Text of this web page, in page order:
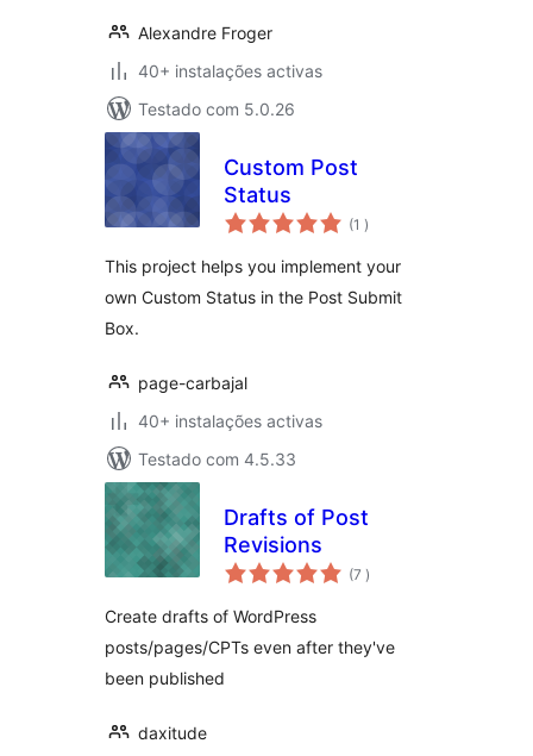
Alexandre Froger
40+ instalações activas
Testado com 5.0.26
Custom Post
Status
(1 classificações
)
This project helps you implement your
own Custom Status in the Post Submit
Box.
page-carbajal
40+ instalações activas
Testado com 4.5.33
Drafts of Post
Revisions
(7 classificações
)
Create drafts of WordPress
posts/pages/CPTs even after they've
been published
daxitude